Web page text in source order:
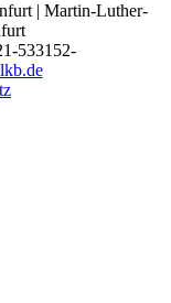
| Martin-Luther-
533152-